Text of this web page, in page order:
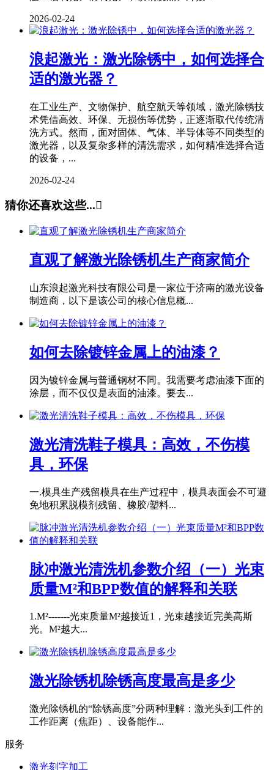
2026-02-24
浪起激光：激光除锈中，如何选择合
适的激光器？
在工业生产、文物保护、航空航天等领域，激光除锈技
术凭借高效、环保、无损伤等优势，正逐渐取代传统清
洗方式。然而，面对固体、气体、半导体等不同类型的
激光器，以及复杂多样的清洗需求，如何精准选择合适
的设备，...
2026-02-24
猜你还喜欢这些...
直观了解激光除锈机生产商家简介
山东浪起激光科技有限公司是一家位于济南的激光设备
制造商，以下是该公司的核心信息概...
如何去除镀锌金属上的油漆？
因为镀锌金属与普通钢材不同。我需要考虑油漆下面的
涂层，而不仅仅是表面的油漆。要去...
激光清洗鞋子模具：高效，不伤模
具，环保
一.模具生产残留模具在生产过程中，模具表面会不可避
免地积累脱模剂残留、橡胶/塑料...
脉冲激光清洗机参数介绍（一）光束
质量M²和BPP数值的解释和关联
1.M²-------光束质量M²越接近1，光束越接近完美高斯
光。M²越大...
激光除锈机除锈高度最高是多少
激光除锈机的“除锈高度”分两种理解：激光头到工件的
工作距离（焦距）、设备能作...
服务
激光刻字加工